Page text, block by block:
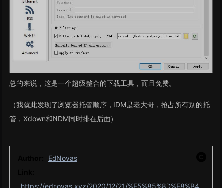
总的来说，这是一个超级整合的下载工具，而且免费。
（我就此发现了浏览器托管顺序，IDM是老大哥，抢占所有别的托
管，Xdown和NDM同时排在后面）
EdNovas
https://ednovas.xyz/2020/12/21/%E5%85%8D%E8%B4